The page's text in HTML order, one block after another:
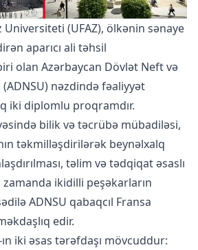
Universiteti (UFAZ), ölkənin sənaye
aparıcı ali təhsil
olan Azərbaycan Dövlət Neft və
nəzdində fəaliyyət
iki diplomlu proqramdır.
bilik və təcrübə mübadiləsi,
təkmilləşdirilərək beynəlxalq
təlim və tədqiqat əsaslı
ikidilli peşəkarların
ADNSU qabaqcıl Fransa
edir.
ın iki əsas tərəfdaşı mövcuddur: